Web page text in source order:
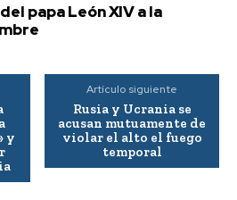
papa León XIV a la
y
Artículo siguiente
Rusia y Ucrania se
acusan mutuamente de
violar el alto el fuego
temporal